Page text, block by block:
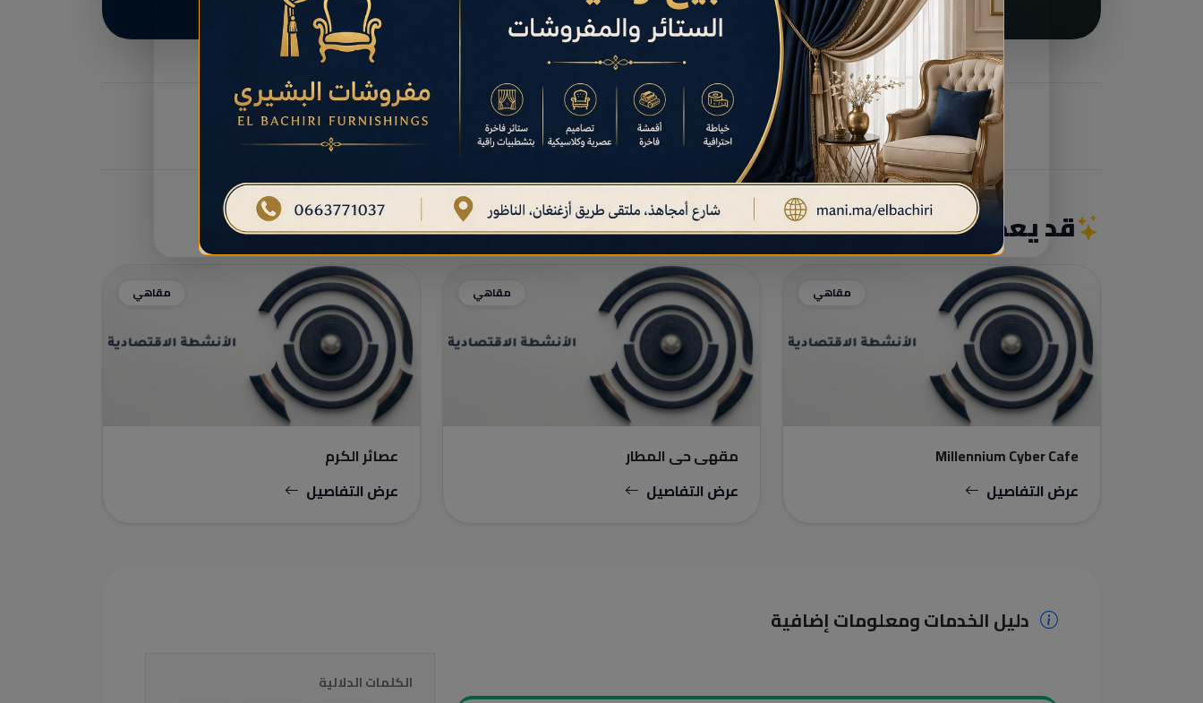
قد يعجبك أيضاً
مقاهي
Millennium Cyber Cafe
عرض التفاصيل
مقاهي
مقهى حي المطار
عرض التفاصيل
مقاهي
عصائر الكرم
عرض التفاصيل
دليل الخدمات ومعلومات إضافية
الكلمات الدلالية